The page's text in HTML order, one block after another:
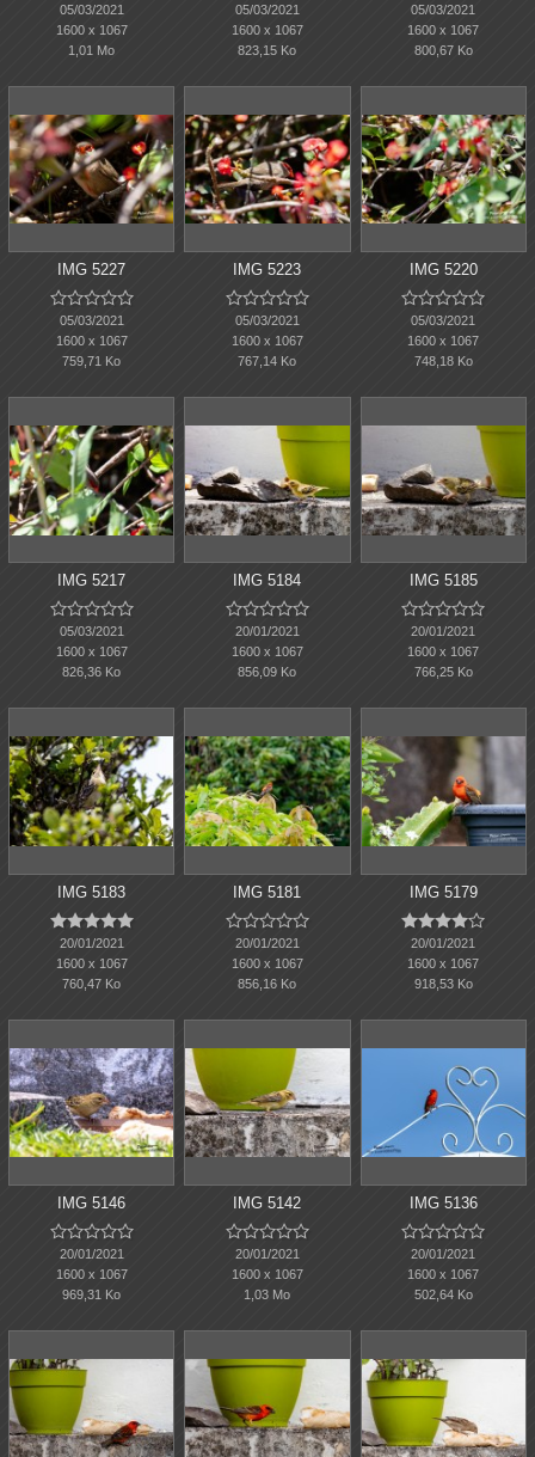
05/03/2021
1600 x 1067
1,01 Mo
05/03/2021
1600 x 1067
823,15 Ko
05/03/2021
1600 x 1067
800,67 Ko
IMG 5227

05/03/2021
1600 x 1067
759,71 Ko
IMG 5223

05/03/2021
1600 x 1067
767,14 Ko
IMG 5220

05/03/2021
1600 x 1067
748,18 Ko
IMG 5217

05/03/2021
1600 x 1067
826,36 Ko
IMG 5184

20/01/2021
1600 x 1067
856,09 Ko
IMG 5185

20/01/2021
1600 x 1067
766,25 Ko
IMG 5183

20/01/2021
1600 x 1067
760,47 Ko
IMG 5181

20/01/2021
1600 x 1067
856,16 Ko
IMG 5179

20/01/2021
1600 x 1067
918,53 Ko
IMG 5146

20/01/2021
1600 x 1067
969,31 Ko
IMG 5142

20/01/2021
1600 x 1067
1,03 Mo
IMG 5136

20/01/2021
1600 x 1067
502,64 Ko